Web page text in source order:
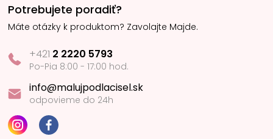
Potrebujete poradiť?
Máte otázky k produktom? Zavolajte Majde.
+421 2 2220 5793
Po-Pia 8:00 - 17:00 hod.
info@malujpodlacisel.sk
odpovieme do 24h